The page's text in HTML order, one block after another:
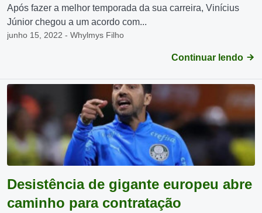
Após fazer a melhor temporada da sua carreira, Vinícius
Júnior chegou a um acordo com...
junho 15, 2022 - Whylmys Filho
Continuar lendo
Desistência de gigante europeu abre
caminho para contratação